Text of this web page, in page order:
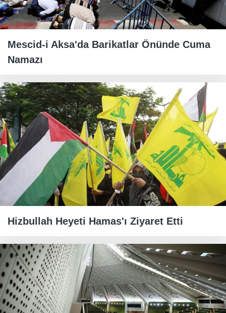
Mescid-i Aksa'da Barikatlar Önünde Cuma
Namazı
Hizbullah Heyeti Hamas'ı Ziyaret Etti